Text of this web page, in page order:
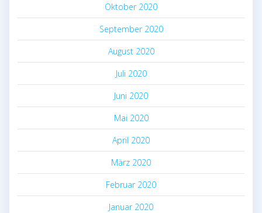
Oktober 2020
September 2020
August 2020
Juli 2020
Juni 2020
Mai 2020
April 2020
März 2020
Februar 2020
Januar 2020